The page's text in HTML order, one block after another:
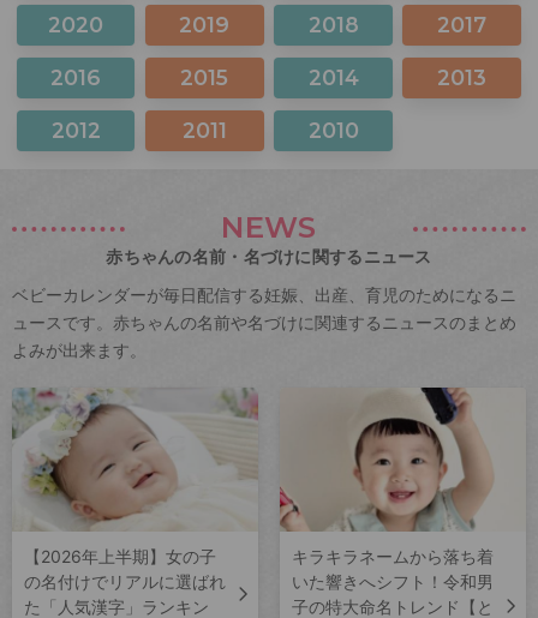
2020 2019 2018 2017
2016 2015 2014 2013
2012 2011 2010
NEWS
赤ちゃんの名前・名づけに関するニュース
ベビーカレンダーが毎日配信する妊娠、出産、育児のためになるニ
ュースです。赤ちゃんの名前や名づけに関連するニュースのまとめ
よみが出来ます。
【2026年上半期】女の子
の名付けでリアルに選ばれ
た「人気漢字」ランキン
キラキラネームから落ち着
いた響きへシフト！令和男
子の特大命名トレンド【と